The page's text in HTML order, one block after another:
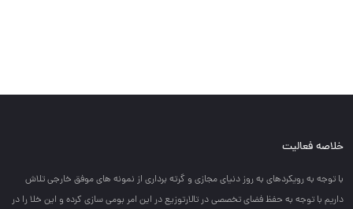
خلاصه فعالیت
با توجه به رويكردهاي به روز دنياي مجازي و گرته برداري از نمونه هاي موفق خارجي تلاش
داريم با توجه به حفظ فضاي تخصصي در تالارتوزيع در اين امر بومي سازي كرده و اين خلا را در